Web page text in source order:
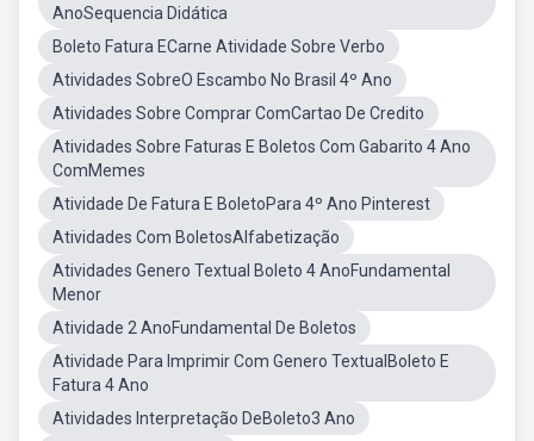
AnoSequencia Didática
Boleto Fatura ECarne Atividade Sobre Verbo
Atividades SobreO Escambo No Brasil 4º Ano
Atividades Sobre Comprar ComCartao De Credito
Atividades Sobre Faturas E Boletos Com Gabarito 4 Ano
ComMemes
Atividade De Fatura E BoletoPara 4º Ano Pinterest
Atividades Com BoletosAlfabetização
Atividades Genero Textual Boleto 4 AnoFundamental
Menor
Atividade 2 AnoFundamental De Boletos
Atividade Para Imprimir Com Genero TextualBoleto E
Fatura 4 Ano
Atividades Interpretação DeBoleto3 Ano